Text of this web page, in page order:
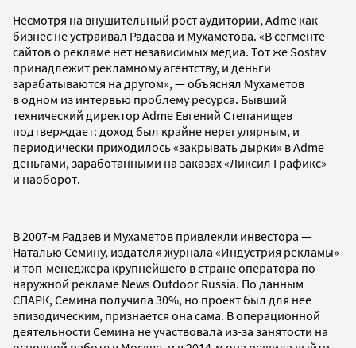
Несмотря на внушительный рост аудитории, Adme как
бизнес не устраивал Радаева и Мухаметова. «В сегменте
сайтов о рекламе нет независимых медиа. Тот же Sostav
принадлежит рекламному агентству, и деньги
зарабатываются на другом», — объяснял Мухаметов
в одном из интервью проблему ресурса. Бывший
технический директор Adme Евгений Степанищев
подтверждает: доход был крайне нерегулярным, и
периодически приходилось «закрывать дырки» в Adme
деньгами, заработанными на заказах «Ликсил Графикс»
и наоборот.
В 2007-м Радаев и Мухаметов привлекли инвестора —
Наталью Семину, издателя журнала «Индустрия рекламы»
и топ-менеджера крупнейшего в стране оператора по
наружной рекламе News Outdoor Russia. По данным
СПАРК, Семина получила 30%, но проект был для нее
эпизодическим, признается она сама. В операционной
деятельности Семина не участвовала из-за занятости на